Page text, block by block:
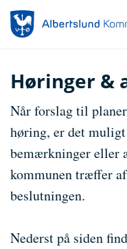
Høringer &
Når forslag til
høring, er det
bemærkninger eller
kommunen træffer
beslutningen.
Nederst på siden